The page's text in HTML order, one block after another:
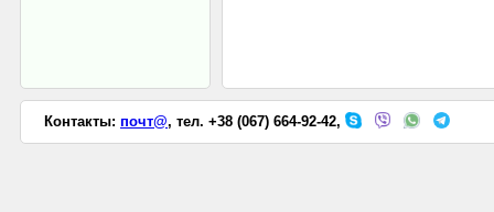
Контакты: почт@, тел. +38 (067) 664-92-42,